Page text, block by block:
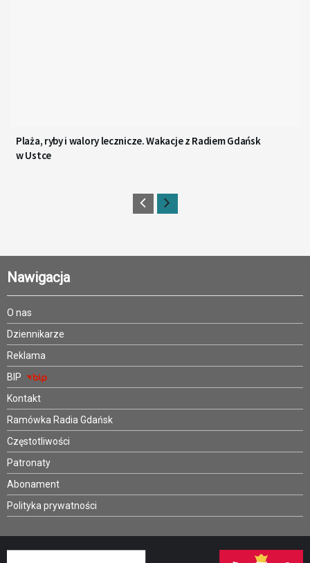
Plaża, ryby i walory lecznicze. Wakacje z Radiem Gdańsk
w Ustce
Nawigacja
O nas
Dziennikarze
Reklama
BIP
Kontakt
Ramówka Radia Gdańsk
Częstotliwości
Patronaty
Abonament
Polityka prywatności